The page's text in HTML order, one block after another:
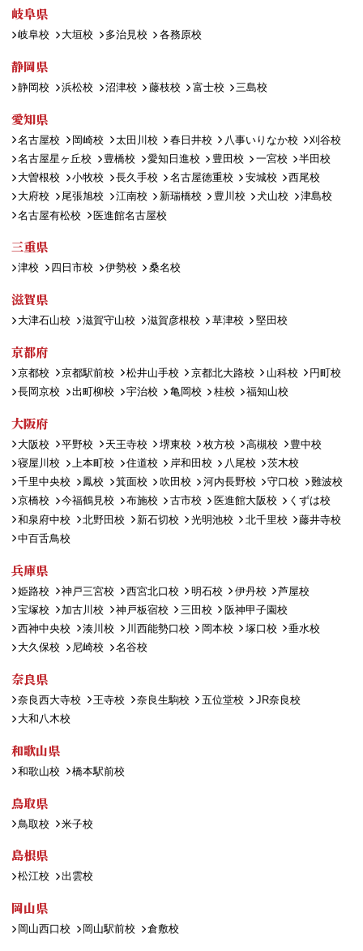
岐阜県
岐阜校 大垣校 多治見校 各務原校
静岡県
静岡校 浜松校 沼津校 藤枝校 富士校 三島校
愛知県
名古屋校 岡崎校 太田川校 春日井校 八事いりなか校
刈谷校
名古屋星ヶ丘校
豊橋校 愛知日進校 豊田校 一宮校
半田校
大曽根校
小牧校 長久手校 名古屋徳重校 安城校
西尾校
大府校
尾張旭校 江南校 新瑞橋校 豊川校 犬山校
津島校
名古屋有松校
医進館名古屋校
三重県
津校 四日市校 伊勢校 桑名校
滋賀県
大津石山校 滋賀守山校 滋賀彦根校 草津校 堅田校
京都府
京都校 京都駅前校 松井山手校 京都北大路校 山科校
円町校
長岡京校
出町柳校 宇治校 亀岡校 桂校 福知山校
大阪府
大阪校 平野校 天王寺校 堺東校 枚方校 高槻校
豊中校
寝屋川校
上本町校 住道校 岸和田校 八尾校
茨木校
千里中央校
鳳校 箕面校 吹田校 河内長野校 守口校
難波校
京橋校
今福鶴見校 布施校 古市校 医進館大阪校
くずは校
和泉府中校
北野田校 新石切校 光明池校 北千里校
藤井寺校
中百舌鳥校
兵庫県
姫路校 神戸三宮校 西宮北口校 明石校 伊丹校
芦屋校
宝塚校
加古川校 神戸板宿校 三田校
阪神甲子園校
西神中央校
湊川校 川西能勢口校 岡本校 塚口校
垂水校
大久保校
尼崎校 名谷校
奈良県
奈良西大寺校 王寺校 奈良生駒校 五位堂校
JR奈良校
大和八木校
和歌山県
和歌山校 橋本駅前校
鳥取県
鳥取校 米子校
島根県
松江校 出雲校
岡山県
岡山西口校 岡山駅前校 倉敷校